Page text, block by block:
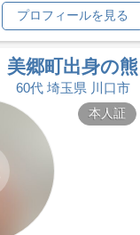
プロフィールを見る
美郷町出身の熊
60代 埼玉県 川口市
本人証